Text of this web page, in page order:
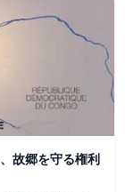
故郷を守る権利